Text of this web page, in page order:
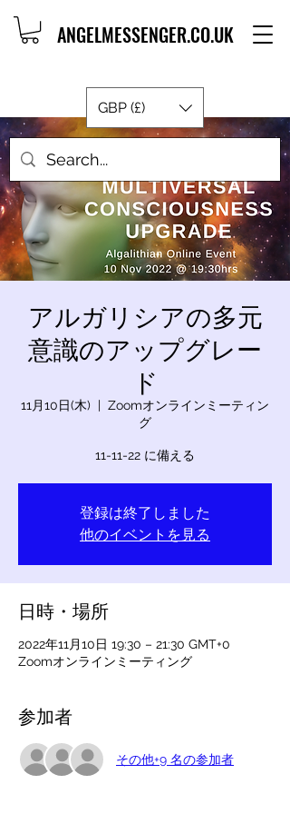
ANGELMESSENGER.CO.UK
GBP (£)
アルガリシアの多元
意識のアップグレー
ド
11月10日(木)
  |
Zoomオンラインミーティン
グ
11-11-22 に備える
登録は終了しました
他のイベントを見る
日時・場所
2022年11月10日 19:30 – 21:30 GMT+0
Zoomオンラインミーティング
参加者
その他+9 名の参加者